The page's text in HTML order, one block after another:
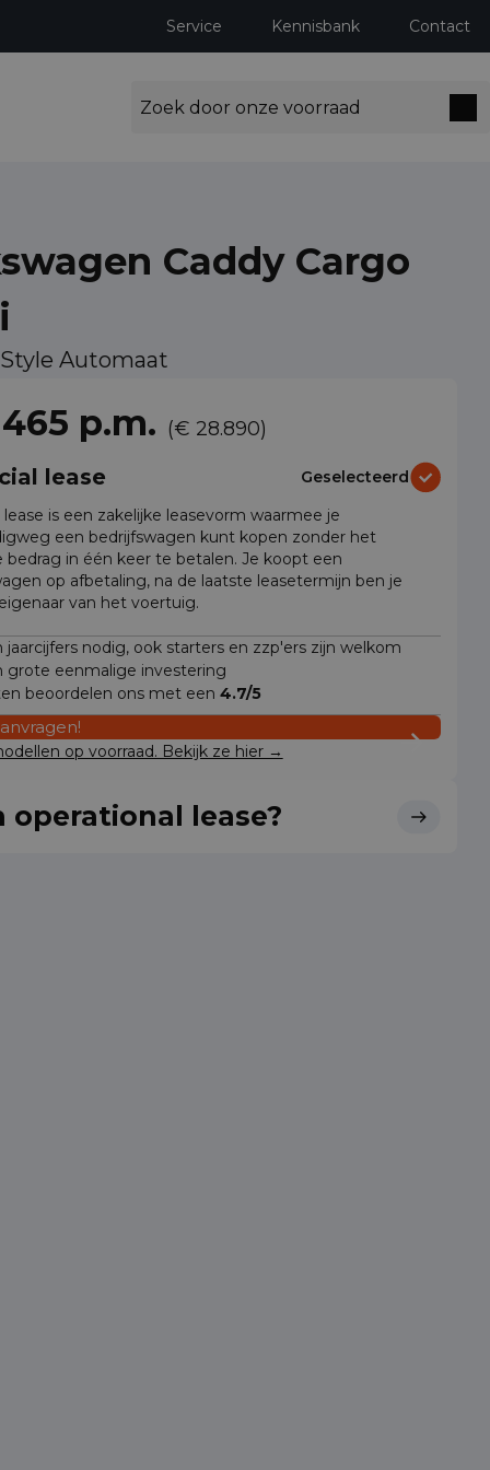
Service Kennisbank Contact
milieuzones tot 2030
Caddy Cargo
Automaat
p.m. (€ 28.890)
lease
Geselecteerd
lease is een zakelijke leasevorm waarmee je
een bedrijfswagen kunt kopen zonder het
bedrag in één keer te betalen. Je koopt een
op afbetaling, na de laatste leasetermijn ben je
van het voertuig.
jaarcijfers nodig, ook starters en zzp'ers zijn welkom
grote eenmalige investering
beoordelen ons met een 4.7/5
op voorraad. Bekijk ze hier →
operational lease?